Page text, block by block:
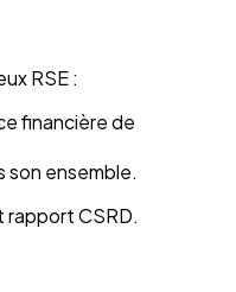
RSE :
financière de
son ensemble.
CSRD.